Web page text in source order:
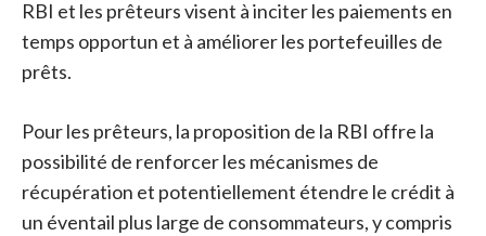
RBI et les prêteurs visent à inciter les paiements en
temps opportun et à améliorer les portefeuilles de
prêts.
Pour les prêteurs, la proposition de la RBI offre la
possibilité de renforcer les mécanismes de
récupération et potentiellement étendre le crédit à
un éventail plus large de consommateurs, y compris